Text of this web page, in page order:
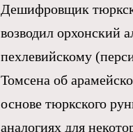
Дешифровщик
возводил орхонский
пехлевийскому
Томсена об
основе тюркского
аналогиях для